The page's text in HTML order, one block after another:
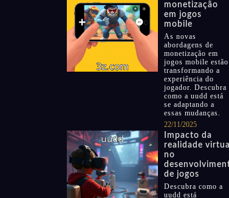
monetização
em jogos
mobile
As novas
abordagens de
monetização em
jogos mobile estão
transformando a
experiência do
jogador. Descubra
como a uudd está
se adaptando a
essas mudanças.
22/11/2025
Impacto da
realidade virtual
no
de jogos
Descubra como a
uudd está